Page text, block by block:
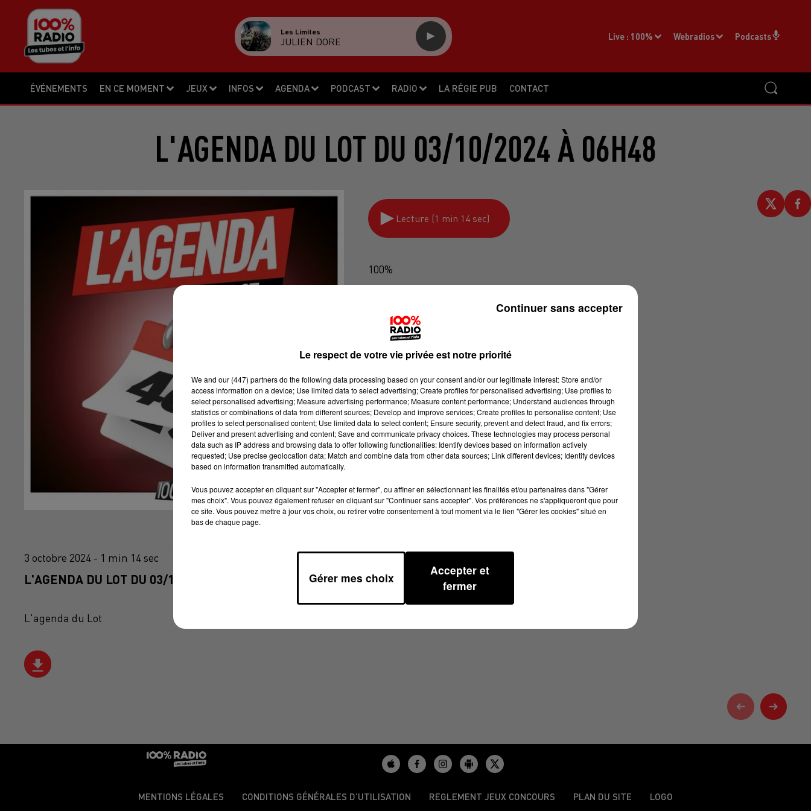
ÉVÉNEMENTS EN CE MOMENT JEUX INFOS AGENDA PODCAST RADIO LA RÉGIE PUB CONTACT
Live : 100% Webradios Podcasts
Les Limites
JULIEN DORE
L'AGENDA DU LOT DU 03/10/2024 À 06H48
Lecture (1 min 14 sec)
100%
3 octobre 2024 - 1 min 14 sec
L'AGENDA DU LOT DU 03/10/2024 À 06H48
L'agenda du Lot
MENTIONS LÉGALES CONDITIONS GÉNÉRALES D’UTILISATION REGLEMENT JEUX CONCOURS PLAN DU SITE LOGO
Le respect de votre vie privée est notre priorité
We and our (447) partnersdo the following data processing based on your consent and/or our legitimate interest: Store and/or
access information on a device; Use limited data to select advertising; Create profiles for personalised advertising; Use profiles to
select personalised advertising; Measure advertising performance; Measure content performance; Understand audiences through
statistics or combinations of data from different sources; Develop and improve services; Create profiles to personalise content; Use
profiles to select personalised content; Use limited data to select content; Ensure security, prevent and detect fraud, and fix errors;
Deliver and present advertising and content; Save and communicate privacy choices. These technologies may process personal
data such as IP address and browsing data to offer following functionalities: Identify devices based on information actively
requested; Use precise geolocation data; Match and combine data from other data sources; Link different devices; Identify devices
based on information transmitted automatically.
Vous pouvez accepter en cliquant sur "Accepter et fermer", ou affiner en sélectionnant les finalités et/ou partenaires dans "Gérer
mes choix". Vous pouvez également refuser en cliquant sur "Continuer sans accepter". Vos préférences ne s'appliqueront que pour
ce site. Vous pouvez mettre à jour vos choix, ou retirer votre consentement à tout moment via le lien "Gérer les cookies" situé en
bas de chaque page.
Gérer mes choix
Accepter et
fermer
Continuer sans accepter